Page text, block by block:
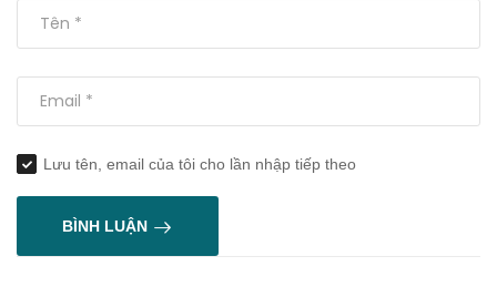
Lưu tên, email của tôi cho lần nhập tiếp theo
BÌNH LUẬN